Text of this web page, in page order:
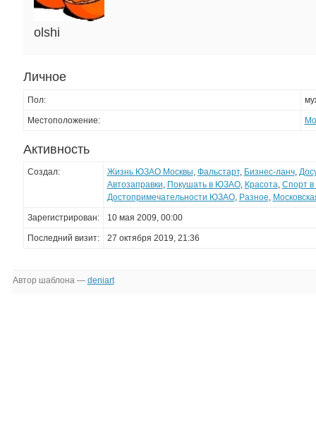
olshi
Личное
Пол:
Местоположение:
Активность
Создал: Жизнь ЮЗАО Москвы, Фальстарт, Бизнес-ланч,
Автозаправки, Покушать в ЮЗАО, Красота, Спорт
Достопримечательности ЮЗАО, Разное,
Зарегистрирован: 10 мая 2009, 00:00
Последний визит: 27 октября 2019, 21:36
Автор шаблона — deniart